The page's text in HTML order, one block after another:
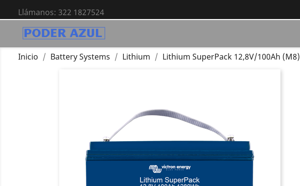
Llámanos: 322 1827524
Inicio Battery Systems Lithium Lithium SuperPack 12,8V/100Ah (M8)